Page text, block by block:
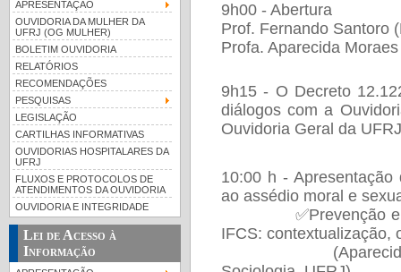
APRESENTAÇÃO
OUVIDORIA DA MULHER DA
UFRJ (OG MULHER)
BOLETIM OUVIDORIA
RELATÓRIOS
RECOMENDAÇÕES
PESQUISAS
LEGISLAÇÃO
CARTILHAS INFORMATIVAS
OUVIDORIAS HOSPITALARES DA
UFRJ
FLUXOS E PROTOCOLOS DE
ATENDIMENTOS DA OUVIDORIA
OUVIDORIA E INTEGRIDADE
Lei de Acesso à
Informação
9h00 - Abertura
Prof. Fernando Santoro
Profa. Aparecida
9h15 - O Decreto
diálogos com a
Ouvidoria Geral da
10:00 h -
ao assédio moral e
✅Prevenção e
IFCS: contextualização,
(Aparecida